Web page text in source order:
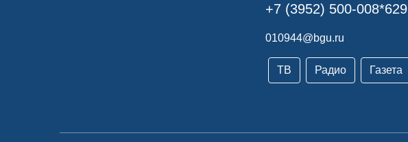
+7 (3952) 500-008*629
010944@bgu.ru
ТВ Радио Газета